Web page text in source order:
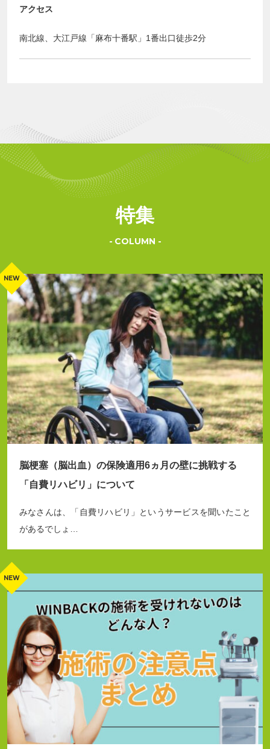
アクセス
南北線、大江戸線「麻布十番駅」1番出口徒歩2分
特集
COLUMN
脳梗塞（脳出血）の保険適用6ヵ月の壁に挑戦する
「自費リハビリ」について
みなさんは、「自費リハビリ」というサービスを聞いたこと
があるでしょ…